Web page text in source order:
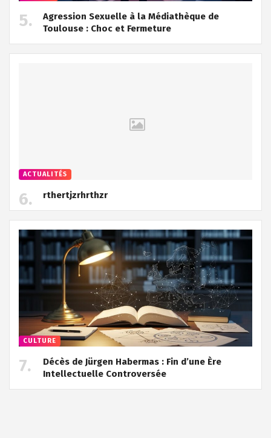
Agression Sexuelle à la Médiathèque de
Toulouse : Choc et Fermeture
ACTUALITÉS
rthertjzrhrthzr
CULTURE
Décès de Jürgen Habermas : Fin d’une Ère
Intellectuelle Controversée